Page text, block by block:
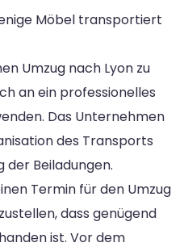
Möbel transportiert
Umzug nach Lyon zu
an ein professionelles
Das Unternehmen
des Transports
der Beiladungen.
Termin für den Umzug
dass genügend
ist. Vor dem